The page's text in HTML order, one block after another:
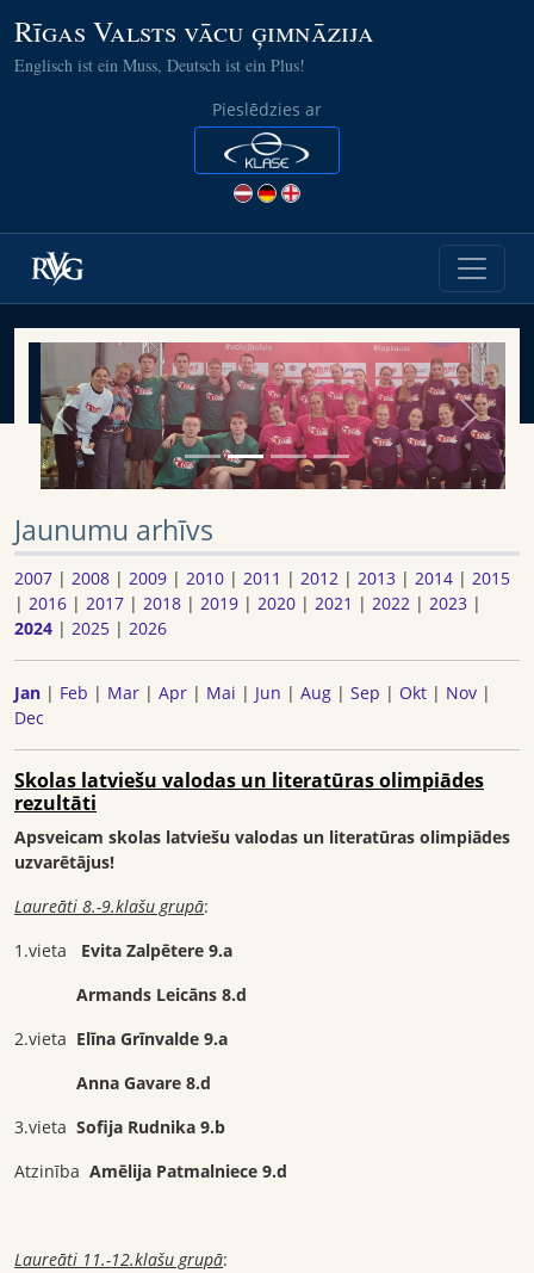
Rīgas Valsts vācu ģimnāzija
Englisch ist ein Muss, Deutsch ist ein Plus!
Pieslēdzies ar
Previous Next
Jaunumu arhīvs
2007 | 2008 | 2009 | 2010 | 2011 | 2012 | 2013 | 2014 | 2015
| 2016 | 2017 | 2018 | 2019 | 2020 | 2021 | 2022 | 2023 |
2024 | 2025 | 2026
Jan | Feb | Mar | Apr | Mai | Jun | Aug | Sep | Okt | Nov |
Dec
Skolas latviešu valodas un literatūras olimpiādes
rezultāti
Apsveicam skolas latviešu valodas un literatūras olimpiādes
uzvarētājus!
Laureāti 8.-9.klašu grupā:
1.vieta Evita Zalpētere 9.a
Armands Leicāns 8.d
2.vieta Elīna Grīnvalde 9.a
Anna Gavare 8.d
3.vieta Sofija Rudnika 9.b
Atzinība Amēlija Patmalniece 9.d
Laureāti 11.-12.klašu grupā: